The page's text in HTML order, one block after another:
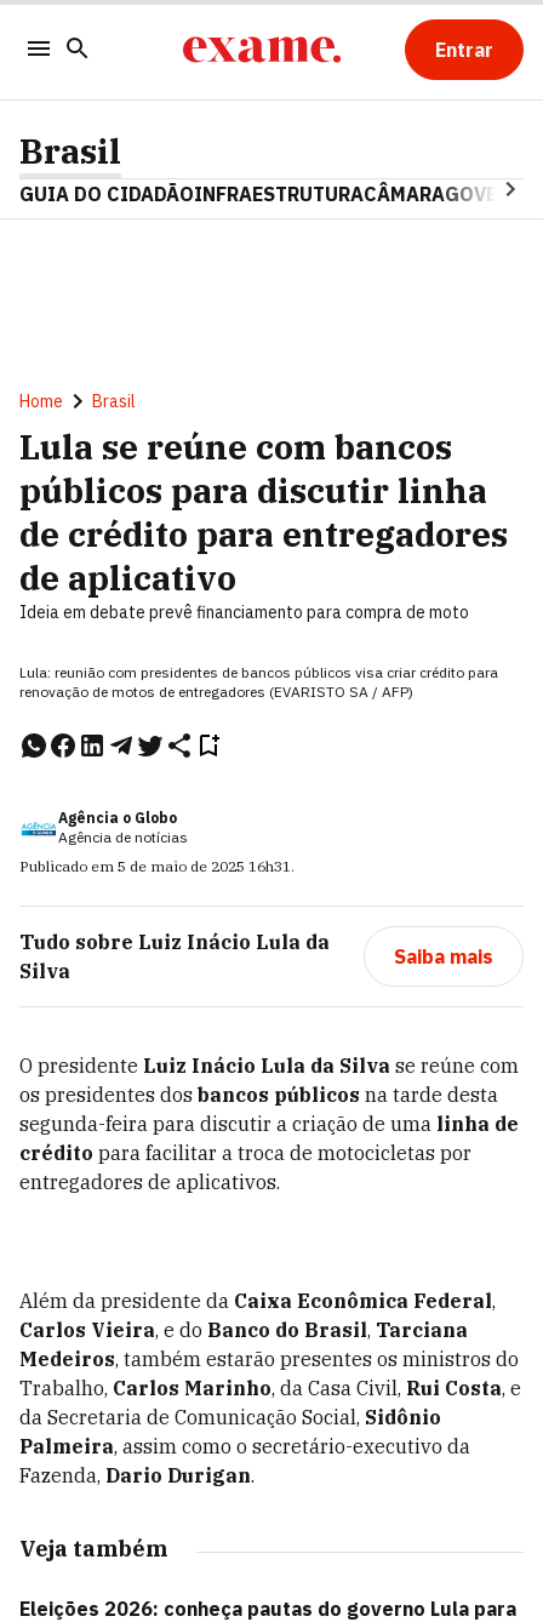
Entrar
Brasil
GUIA DO CIDADÃOINFRAESTRUTURACÂMARAGOVERNO
Home Brasil
Lula se reúne com bancos
públicos para discutir linha
de crédito para entregadores
de aplicativo
Ideia em debate prevê financiamento para compra de moto
Lula: reunião com presidentes de bancos públicos visa criar crédito para
renovação de motos de entregadores (EVARISTO SA / AFP)
Agência o Globo
Agência de notícias
Publicado em 5 de maio de 2025 16h31.
Tudo sobre Luiz Inácio Lula da
Silva
Saiba mais
O presidente Luiz Inácio Lula da Silva se reúne com
os presidentes dos bancos públicos na tarde desta
segunda-feira para discutir a criação de uma linha de
crédito para facilitar a troca de motocicletas por
entregadores de aplicativos.
Além da presidente da Caixa Econômica Federal,
Carlos Vieira, e do Banco do Brasil, Tarciana
Medeiros, também estarão presentes os ministros do
Trabalho, Carlos Marinho, da Casa Civil, Rui Costa, e
da Secretaria de Comunicação Social, Sidônio
Palmeira, assim como o secretário-executivo da
Fazenda, Dario Durigan.
Veja também
Eleições 2026: conheça pautas do governo Lula para